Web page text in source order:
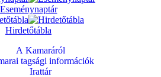
Eseménynaptár
Hirdetőtábla
A Kamaráról
tagsági információk
Irattár